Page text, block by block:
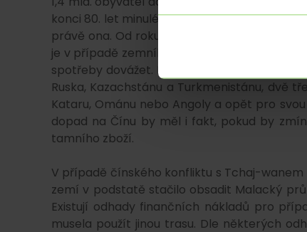
konci 80. let minulého století a od roku
právě ona. Od roku 2021 je také největším
je v případě zemního plynu Čína aktuálně
spotřeby dovážet. Pouze třetina
Ruska, Kazachstánu a Turkmenistánu, dvě
Kataru, Ománu nebo Angoly a opět pro
dopad na Čínu by měl i fakt, pokud by
tamního zboží.
V případě čínského konfliktu s Tchaj-
zemí v podstatě stačilo obsadit Malacký
Existují odhady finančních nákladů pro
musela použít jinou trasu. Dle některých